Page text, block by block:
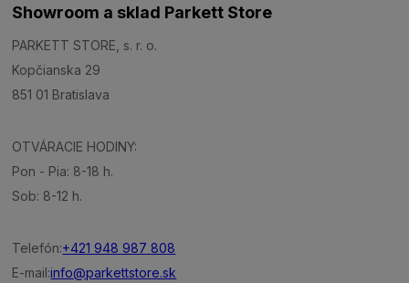
Showroom a sklad Parkett Store
PARKETT STORE, s. r. o.
Kopčianska 29
851 01 Bratislava
OTVÁRACIE HODINY:
Pon - Pia: 8-18 h.
Sob: 8-12 h.
Telefón:+421 948 987 808
E-mail:info@parkettstore.sk